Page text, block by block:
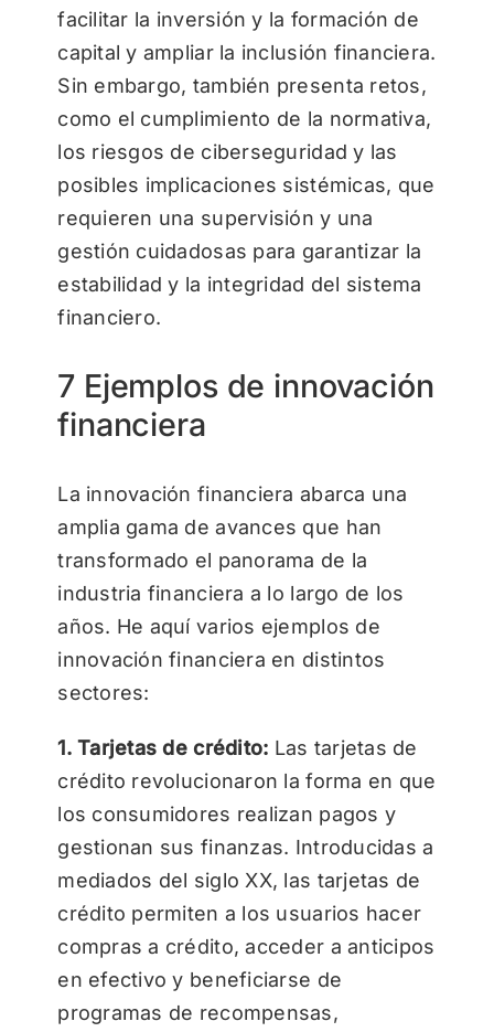
facilitar la inversión y la formación de
capital y ampliar la inclusión financiera.
Sin embargo, también presenta retos,
como el cumplimiento de la normativa,
los riesgos de ciberseguridad y las
posibles implicaciones sistémicas, que
requieren una supervisión y una
gestión cuidadosas para garantizar la
estabilidad y la integridad del sistema
financiero.
7 Ejemplos de innovación
financiera
La innovación financiera abarca una
amplia gama de avances que han
transformado el panorama de la
industria financiera a lo largo de los
años. He aquí varios ejemplos de
innovación financiera en distintos
sectores:
1. Tarjetas de crédito: Las tarjetas de
crédito revolucionaron la forma en que
los consumidores realizan pagos y
gestionan sus finanzas. Introducidas a
mediados del siglo XX, las tarjetas de
crédito permiten a los usuarios hacer
compras a crédito, acceder a anticipos
en efectivo y beneficiarse de
programas de recompensas,